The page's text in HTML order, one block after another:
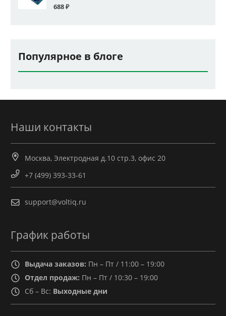
688₽
Популярное в блоге
Наши контакты
Москва, Электродная д.10 стр.3, офис 20
+7 (499) 393-33-61
support@voltiq.ru
График работы
Выдача заказов: Пн – Пт / 11:00 – 19:00
Отдел продаж: Пн – Пт / 10:30 – 19:00
Сб – Вс: Выходные дни